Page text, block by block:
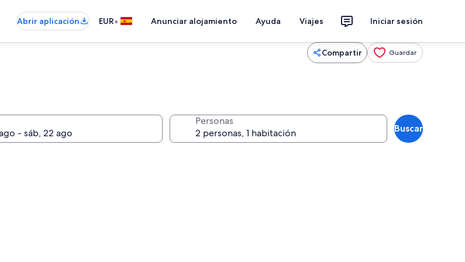
Abrir aplicación EUR• Anunciar alojamiento Ayuda Viajes Iniciar sesión
Compartir Guardar
Personas
Buscar